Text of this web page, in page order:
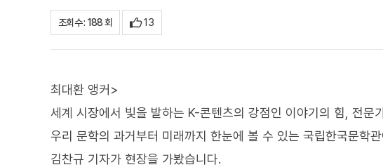
조회수 : 188 회 13
최대환 앵커>
세계 시장에서 빛을 발하는 K-콘텐츠의 강점인 이야기의 힘, 전문
우리 문학의 과거부터 미래까지 한눈에 볼 수 있는 국립한국문학
김찬규 기자가 현장을 가봤습니다.